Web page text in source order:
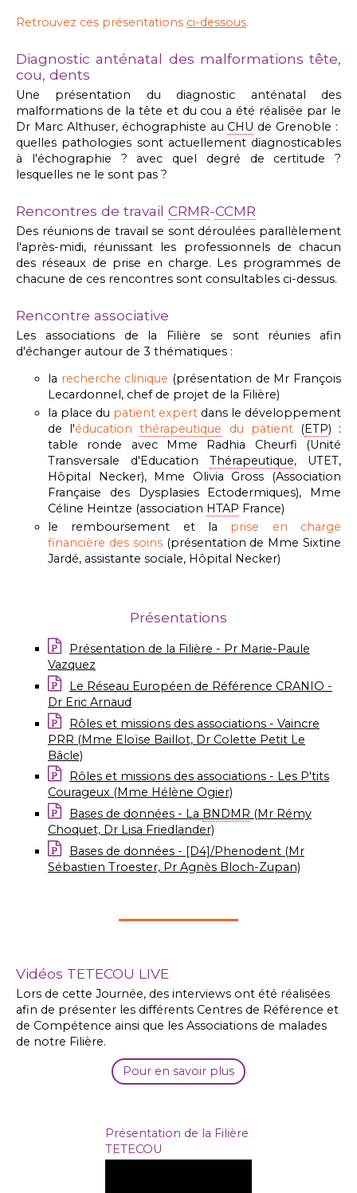
Retrouvez ces présentations ci-dessous.
Diagnostic anténatal des malformations tête,
cou, dents
Une présentation du diagnostic anténatal des
malformations de la tête et du cou a été réalisée par le
Dr Marc Althuser, échographiste au CHU de Grenoble :
quelles pathologies sont actuellement diagnosticables
à l'échographie ? avec quel degré de certitude ?
lesquelles ne le sont pas ?
Rencontres de travail CRMR-CCMR
Des réunions de travail se sont déroulées parallèlement
l'après-midi, réunissant les professionnels de chacun
des réseaux de prise en charge. Les programmes de
chacune de ces rencontres sont consultables ci-dessus.
Rencontre associative
Les associations de la Filière se sont réunies afin
d'échanger autour de 3 thématiques :
la recherche clinique (présentation de Mr François
Lecardonnel, chef de projet de la Filière)
la place du patient expert dans le développement
de l'éducationthérapeutique du patient(ETP) :
table ronde avec Mme Radhia Cheurfi (Unité
Transversale d'Education Thérapeutique, UTET,
Hôpital Necker), Mme Olivia Gross (Association
Française des Dysplasies Ectodermiques), Mme
Céline Heintze (association HTAP France)
le remboursement et la prise en charge
financière des soins(présentation de Mme Sixtine
Jardé, assistante sociale, Hôpital Necker)
Présentations
Présentation de la Filière - Pr Marie-Paule
Vazquez
Le Réseau Européen de Référence CRANIO -
Dr Eric Arnaud
Rôles et missions des associations - Vaincre
PRR (Mme Eloïse Baillot, Dr Colette Petit Le
Bâcle)
Rôles et missions des associations - Les P'tits
Courageux (Mme Hélène Ogier)
Bases de données - La BNDMR (Mr Rémy
Choquet, Dr Lisa Friedlander)
Bases de données - [D4]/Phenodent (Mr
Sébastien Troester, Pr Agnès Bloch-Zupan)
Vidéos TETECOU LIVE
Lors de cette Journée, des interviews ont été réalisées
afin de présenter les différents Centres de Référence et
de Compétence ainsi que les Associations de malades
de notre Filière.
Pour en savoir plus
Présentation de la Filière
TETECOU